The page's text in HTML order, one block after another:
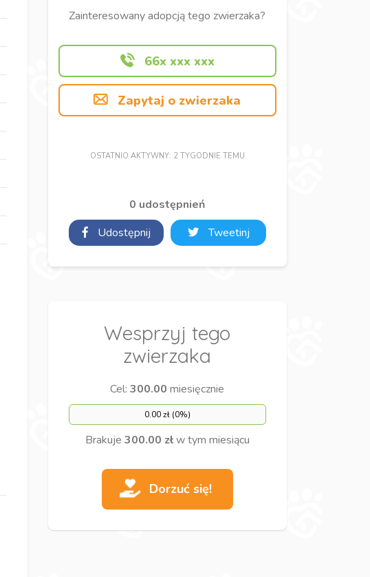
Zainteresowany adopcją tego zwierzaka?
66x xxx xxx
Zapytaj o zwierzaka
OSTATNIO AKTYWNY: 2 TYGODNIE TEMU
0 udostępnień
Udostępnij
Tweetinj
Wesprzyj tego
zwierzaka
Cel:300.00 miesięcznie
0.00 zł (0%)
Brakuje 300.00 złw tym miesiącu
Dorzuć się!